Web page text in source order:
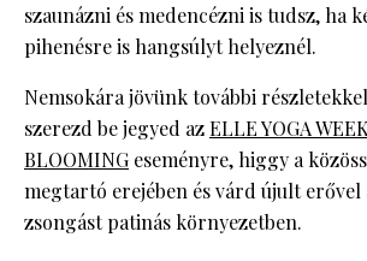
szaunázni és medencézni is tudsz, ha
pihenésre is hangsúlyt helyeznél.
Nemsokára jövünk további
szerezd be jegyed azELLE YOGA
BLOOMING eseményre, higgy a
megtartó erejében és várd újult erővel
zsongást patinás környezetben.